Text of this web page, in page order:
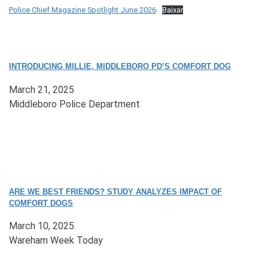
Police Chief Magazine Spotlight June 2026 Baixar
INTRODUCING MILLIE, MIDDLEBORO PD’S COMFORT DOG
March 21, 2025
Middleboro Police Department
ARE WE BEST FRIENDS? STUDY ANALYZES IMPACT OF
COMFORT DOGS
March 10, 2025
Wareham Week Today